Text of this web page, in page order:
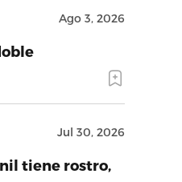
Ago 3, 2026
Jul 30, 2026
tiene rostro,